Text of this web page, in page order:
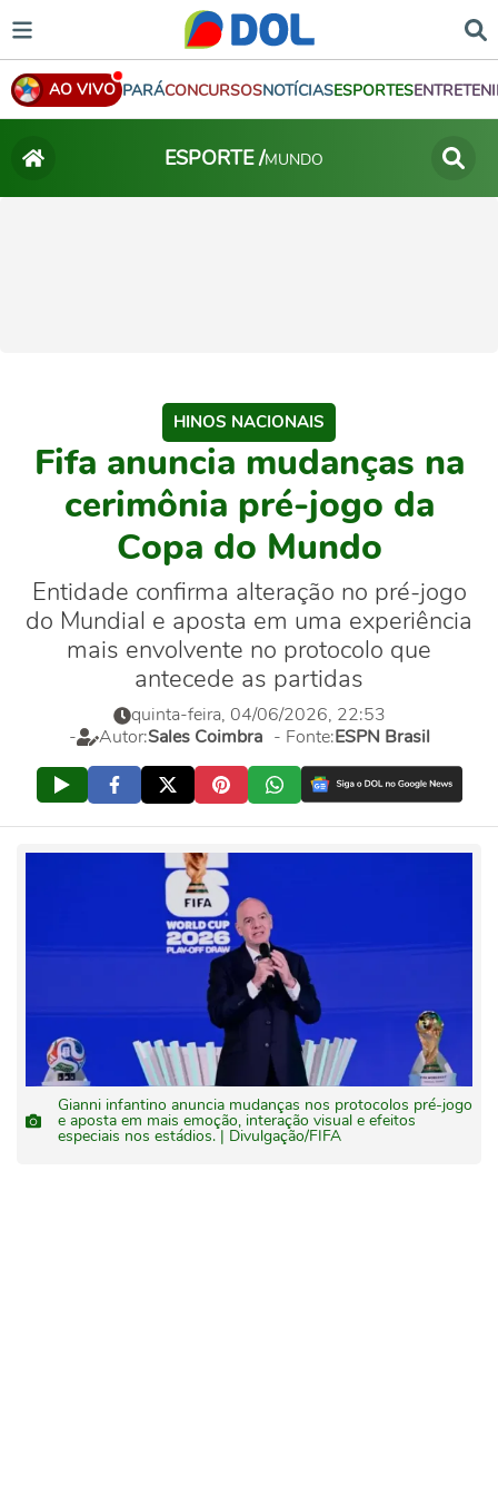
AO VIVO PARÁCONCURSOSNOTÍCIASESPORTES
ESPORTE /MUNDO
HINOS NACIONAIS
Fifa anuncia mudanças na
cerimônia pré-jogo da
Copa do Mundo
Entidade confirma alteração no pré-jogo
do Mundial e aposta em uma experiência
mais envolvente no protocolo que
antecede as partidas
quinta-feira, 04/06/2026, 22:53
-
Autor:Sales Coimbra - Fonte:ESPN Brasil
Gianni infantino anuncia mudanças nos protocolos pré-jogo
e aposta em mais emoção, interação visual e efeitos
especiais nos estádios. | Divulgação/FIFA